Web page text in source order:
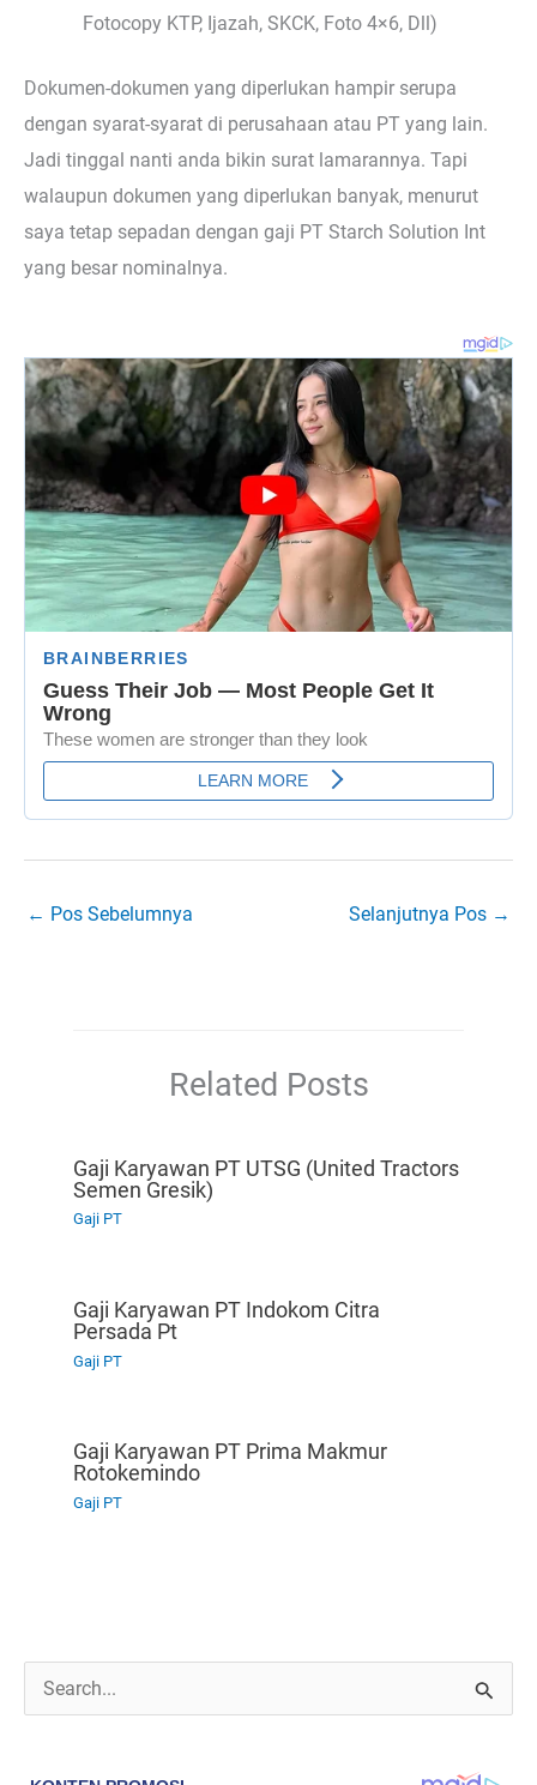
Fotocopy KTP, Ijazah, SKCK, Foto 4×6, Dll)
Dokumen-dokumen yang diperlukan hampir serupa
dengan syarat-syarat di perusahaan atau PT yang lain.
Jadi tinggal nanti anda bikin surat lamarannya. Tapi
walaupun dokumen yang diperlukan banyak, menurut
saya tetap sepadan dengan gaji PT Starch Solution Int
yang besar nominalnya.
← Pos Sebelumnya Selanjutnya Pos →
Related Posts
Gaji Karyawan PT UTSG (United Tractors
Semen Gresik)
Gaji PT
Gaji Karyawan PT Indokom Citra
Persada Pt
Gaji PT
Gaji Karyawan PT Prima Makmur
Rotokemindo
Gaji PT
a